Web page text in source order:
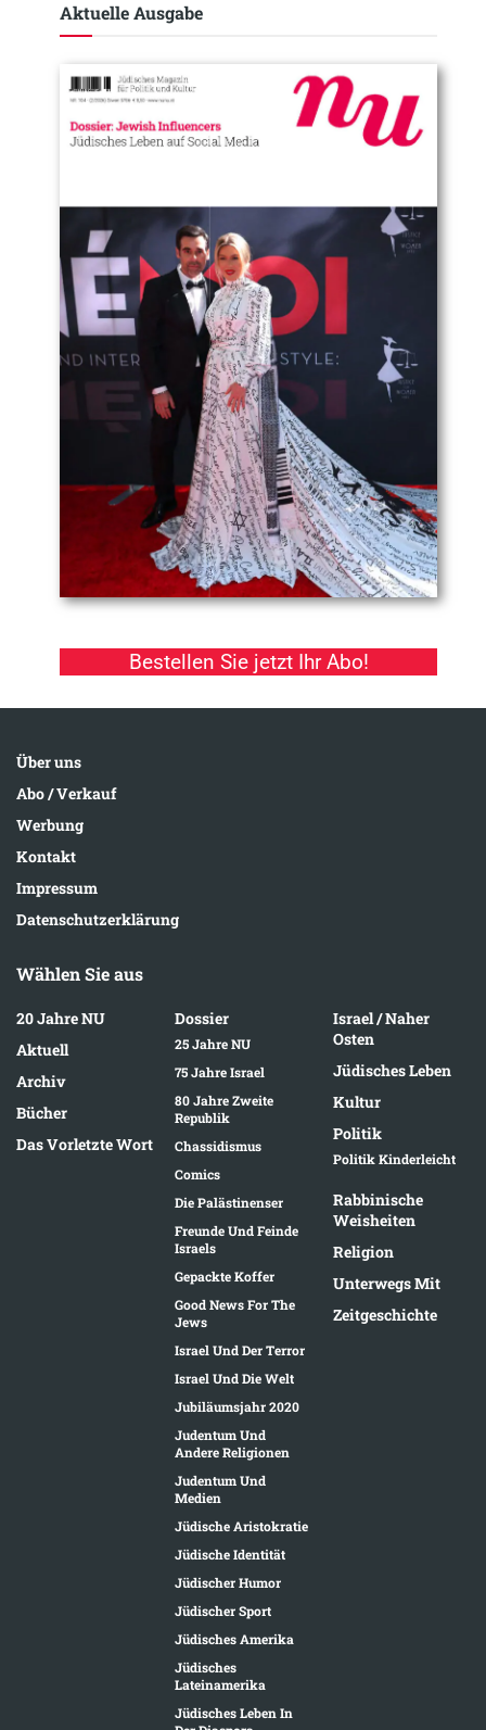
Aktuelle Ausgabe​
Bestellen Sie jetzt Ihr Abo!
Über uns
Abo / Verkauf
Werbung
Kontakt
Impressum
Datenschutzerklärung
Wählen Sie aus
20 Jahre NU
Aktuell
Archiv
Bücher
Das Vorletzte Wort
Dossier
25 Jahre NU
75 Jahre Israel
80 Jahre Zweite
Republik
Chassidismus
Comics
Die Palästinenser
Freunde Und Feinde
Israels
Gepackte Koffer
Good News For The
Jews
Israel Und Der Terror
Israel Und Die Welt
Jubiläumsjahr 2020
Judentum Und
Andere Religionen
Judentum Und
Medien
Jüdische Aristokratie
Jüdische Identität
Jüdischer Humor
Jüdischer Sport
Jüdisches Amerika
Jüdisches
Lateinamerika
Jüdisches Leben In
Israel / Naher
Osten
Jüdisches Leben
Kultur
Politik
Politik Kinderleicht
Rabbinische
Weisheiten
Religion
Unterwegs Mit
Zeitgeschichte